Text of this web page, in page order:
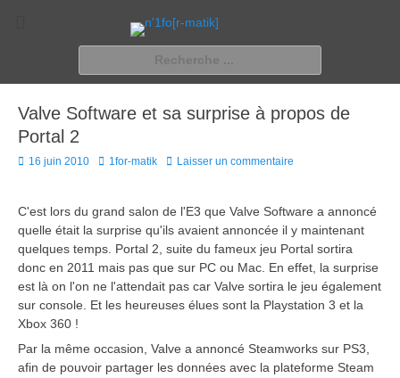
n'1fo[r-matik]
Pour les nymphos d'infos en info…
Valve Software et sa surprise à propos de
Portal 2
Posted
16 juin 2010 Author
1for-matik Laisser un commentaire
C'est lors du grand salon de l'E3 que Valve Software a annoncé
quelle était la surprise qu'ils avaient annoncée il y maintenant
quelques temps. Portal 2, suite du fameux jeu Portal sortira
donc en 2011 mais pas que sur PC ou Mac. En effet, la surprise
est là on l'on ne l'attendait pas car Valve sortira le jeu également
sur console. Et les heureuses élues sont la Playstation 3 et la
Xbox 360 !
Par la même occasion, Valve a annoncé Steamworks sur PS3,
afin de pouvoir partager les données avec la plateforme Steam